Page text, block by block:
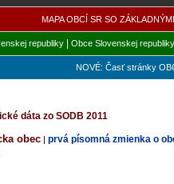
MAPA OBCÍ SR SO
republiky| Obce Slovenskej republiky
NOVÉ: Časť stránky
dáta zo SODB 2011
obec | prvá písomná zmienka o